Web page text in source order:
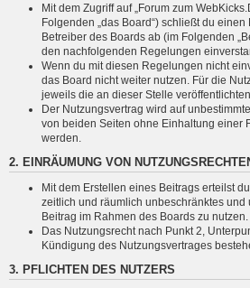
Mit dem Zugriff auf „Forum zum
Folgenden „das Board“) schließt du
Betreiber des Boards ab (im Folgenden
den nachfolgenden Regelungen
Wenn du mit diesen Regelungen nicht
das Board nicht weiter nutzen. Für die
jeweils die an dieser Stelle
Der Nutzungsvertrag wird auf
von beiden Seiten ohne Einhaltung einer
werden.
2. EINRÄUMUNG VON
Mit dem Erstellen eines Beitrags erteilst
zeitlich und räumlich unbeschränktes
Beitrag im Rahmen des Boards zu nutzen.
Das Nutzungsrecht nach Punkt 2,
Kündigung des Nutzungsvertrages
3. PFLICHTEN DES NUTZERS